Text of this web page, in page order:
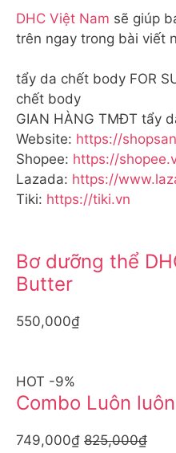
DHC Việt Nam sẽ giúp
trên ngay trong bài viết
tẩy da chết body FOR
chết body
GIAN HÀNG TMĐT tẩy
Website: https://
Shopee: https://
Lazada: https://
Tiki: https://tiki.vn
Bơ dưỡng thể
Butter
550,000₫
HOT -9%
Combo Luôn
749,000₫ 825,000₫